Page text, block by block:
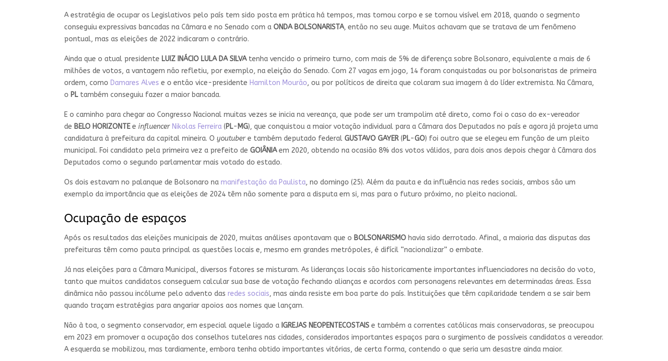
A estratégia de ocupar os Legislativos pelo país tem sido posta em prática há tempos, mas tomou corpo e se tornou visível em 2018, quando o segmento
conseguiu expressivas bancadas na Câmara e no Senado com a ONDA BOLSONARISTA, então no seu auge. Muitos achavam que se tratava de um fenômeno
pontual, mas as eleições de 2022 indicaram o contrário.
Ainda que o atual presidente LUIZ INÁCIO LULA DA SILVAtenha vencido o primeiro turno, com mais de 5% de diferença sobre Bolsonaro, equivalente a mais de 6
milhões de votos, a vantagem não refletiu, por exemplo, na eleição do Senado. Com 27 vagas em jogo, 14 foram conquistadas ou por bolsonaristas de primeira
ordem, como Damares Alves e o então vice-presidente Hamilton Mourão, ou por políticos de direita que colaram sua imagem à do líder extremista. Na Câmara,
o PL também conseguiu fazer a maior bancada.
E o caminho para chegar ao Congresso Nacional muitas vezes se inicia na vereança, que pode ser um trampolim até direto, como foi o caso do ex-vereador
de BELO HORIZONTEe influencer Nikolas Ferreira (PL- MG), que conquistou a maior votação individual para a Câmara dos Deputados no país e agora já projeta uma
candidatura à prefeitura da capital mineira. O youtuber e também deputado federal GUSTAVO GAYER (PL-GO) foi outro que se elegeu em função de um pleito
municipal. Foi candidato pela primeira vez a prefeito de GOIÂNIAem 2020, obtendo na ocasião 8% dos votos válidos, para dois anos depois chegar à Câmara dos
Deputados como o segundo parlamentar mais votado do estado.
Os dois estavam no palanque de Bolsonaro na manifestação da Paulista, no domingo (25). Além da pauta e da influência nas redes sociais, ambos são um
exemplo da importância que as eleições de 2024 têm não somente para a disputa em si, mas para o futuro próximo, no pleito nacional.
Ocupação de espaços
Após os resultados das eleições municipais de 2020, muitas análises apontavam que o BOLSONARISMO havia sido derrotado. Afinal, a maioria das disputas das
prefeituras têm como pauta principal as questões locais e, mesmo em grandes metrópoles, é difícil “nacionalizar” o embate.
Já nas eleições para a Câmara Municipal, diversos fatores se misturam. As lideranças locais são historicamente importantes influenciadores na decisão do voto,
tanto que muitos candidatos conseguem calcular sua base de votação fechando alianças e acordos com personagens relevantes em determinadas áreas. Essa
dinâmica não passou incólume pelo advento das redes sociais, mas ainda resiste em boa parte do país. Instituições que têm capilaridade tendem a se sair bem
quando traçam estratégias para angariar apoios aos nomes que lançam.
Não à toa, o segmento conservador, em especial aquele ligado a IGREJAS NEOPENTECOSTAIS e também a correntes católicas mais conservadoras, se preocupou
em 2023 em promover a ocupação dos conselhos tutelares nas cidades, considerados importantes espaços para o surgimento de possíveis candidatos a vereador.
A esquerda se mobilizou, mas tardiamente, embora tenha obtido importantes vitórias, de certa forma, contendo o que seria um desastre ainda maior.